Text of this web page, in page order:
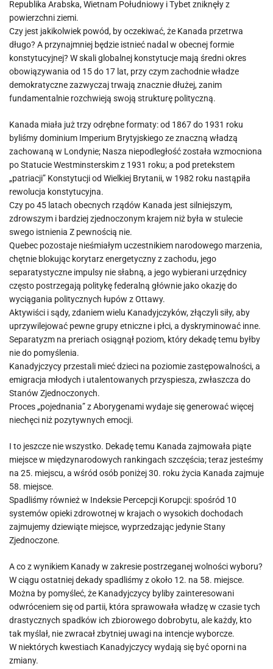
Republika Arabska, Wietnam Południowy i Tybet zniknęły z
powierzchni ziemi.
Czy jest jakikolwiek powód, by oczekiwać, że Kanada przetrwa
długo? A przynajmniej będzie istnieć nadal w obecnej formie
konstytucyjnej? W skali globalnej konstytucje mają średni okres
obowiązywania od 15 do 17 lat, przy czym zachodnie władze
demokratyczne zazwyczaj trwają znacznie dłużej, zanim
fundamentalnie rozchwieją swoją strukturę polityczną.
Kanada miała już trzy odrębne formaty: od 1867 do 1931 roku
byliśmy dominium Imperium Brytyjskiego ze znaczną władzą
zachowaną w Londynie; Nasza niepodległość została wzmocniona
po Statucie Westminsterskim z 1931 roku; a pod pretekstem
„patriacji” Konstytucji od Wielkiej Brytanii, w 1982 roku nastąpiła
rewolucja konstytucyjna.
Czy po 45 latach obecnych rządów Kanada jest silniejszym,
zdrowszym i bardziej zjednoczonym krajem niż była w stulecie
swego istnienia Z pewnością nie.
Quebec pozostaje nieśmiałym uczestnikiem narodowego marzenia,
chętnie blokując korytarz energetyczny z zachodu, jego
separatystyczne impulsy nie słabną, a jego wybierani urzędnicy
często postrzegają politykę federalną głównie jako okazję do
wyciągania politycznych łupów z Ottawy.
Aktywiści i sądy, zdaniem wielu Kanadyjczyków, złączyli siły, aby
uprzywilejować pewne grupy etniczne i płci, a dyskryminować inne.
Separatyzm na preriach osiągnął poziom, który dekadę temu byłby
nie do pomyślenia.
Kanadyjczycy przestali mieć dzieci na poziomie zastępowalności, a
emigracja młodych i utalentowanych przyspiesza, zwłaszcza do
Stanów Zjednoczonych.
Proces „pojednania” z Aborygenami wydaje się generować więcej
niechęci niż pozytywnych emocji.
I to jeszcze nie wszystko. Dekadę temu Kanada zajmowała piąte
miejsce w międzynarodowych rankingach szczęścia; teraz jesteśmy
na 25. miejscu, a wśród osób poniżej 30. roku życia Kanada zajmuje
58. miejsce.
Spadliśmy również w Indeksie Percepcji Korupcji: spośród 10
systemów opieki zdrowotnej w krajach o wysokich dochodach
zajmujemy dziewiąte miejsce, wyprzedzając jedynie Stany
Zjednoczone.
A co z wynikiem Kanady w zakresie postrzeganej wolności wyboru?
W ciągu ostatniej dekady spadliśmy z około 12. na 58. miejsce.
Można by pomyśleć, że Kanadyjczycy byliby zainteresowani
odwróceniem się od partii, która sprawowała władzę w czasie tych
drastycznych spadków ich zbiorowego dobrobytu, ale każdy, kto
tak myślał, nie zwracał zbytniej uwagi na intencje wyborcze.
W niektórych kwestiach Kanadyjczycy wydają się być oporni na
zmiany.